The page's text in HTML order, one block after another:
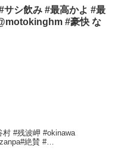
サシ飲み #最高かよ #最
#豪快 な
村 #残波岬 #okinawa
絶賛 #…